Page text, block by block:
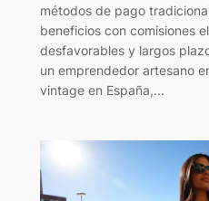
métodos de pago
beneficios con comisiones
desfavorables y largos
un emprendedor artesano
vintage en España,...